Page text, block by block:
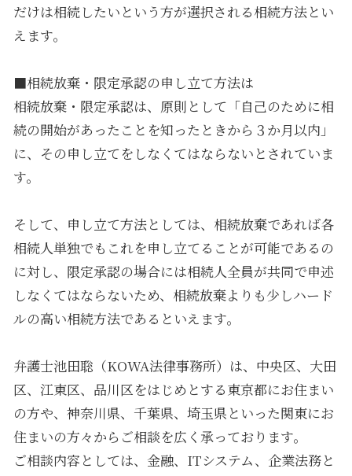
だけは相続したいという方が選択される相続方法とい
えます。
■相続放棄・限定承認の申し立て方法は
相続放棄・限定承認は、原則として「自己のために相
続の開始があったことを知ったときから３か月以内」
に、その申し立てをしなくてはならないとされていま
す。
そして、申し立て方法としては、相続放棄であれば各
相続人単独でもこれを申し立てることが可能であるの
に対し、限定承認の場合には相続人全員が共同で申述
しなくてはならないため、相続放棄よりも少しハード
ルの高い相続方法であるといえます。
弁護士池田聡（KOWA法律事務所）は、中央区、大田
区、江東区、品川区をはじめとする東京都にお住まい
の方や、神奈川県、千葉県、埼玉県といった関東にお
住まいの方々からご相談を広く承っております。
ご相談内容としては、金融、ITシステム、企業法務と